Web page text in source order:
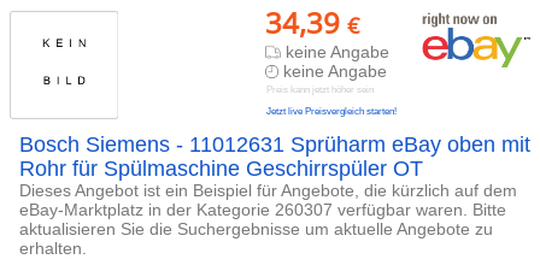
34,39 €
keine Angabe
keine Angabe
Preis kann jetzt höher sein
Jetzt live Preisvergleich starten!
Bosch Siemens - 11012631 Sprüharm eBay oben mit
Rohr für Spülmaschine Geschirrspüler OT
Dieses Angebot ist ein Beispiel für Angebote, die kürzlich auf dem
eBay-Marktplatz in der Kategorie 260307 verfügbar waren. Bitte
aktualisieren Sie die Suchergebnisse um aktuelle Angebote zu
erhalten.